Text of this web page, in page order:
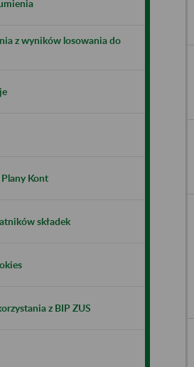
z wyników losowania do
Kont
składek
z BIP ZUS